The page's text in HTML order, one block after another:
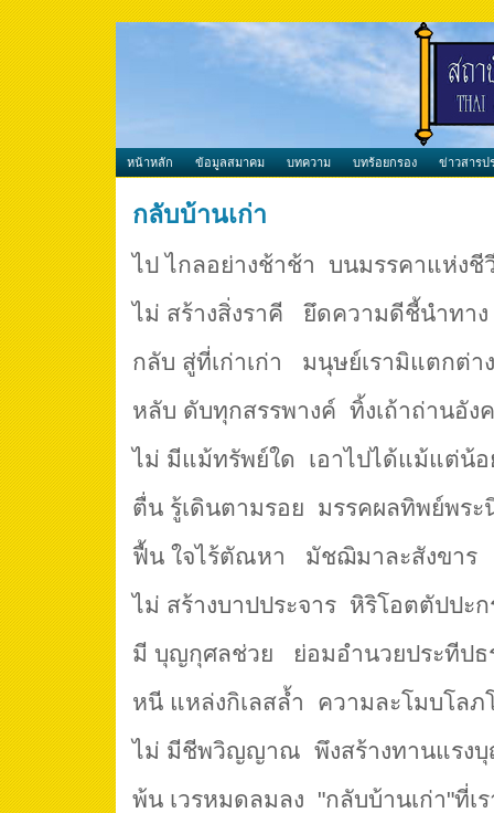
หน้าหลัก ข้อมูลสมาคม บทความ บทร้อยกรอง ข่าวสารป
กลับบ้านเก่า
ไป ไกลอย่างช้าช้า บนมรรคาแห่งชี
ไม่ สร้างสิ่งราคี ยึดความดีชี้นำทาง
กลับ สู่ที่เก่าเก่า มนุษย์เรามิแตกต่าง
หลับ ดับทุกสรรพางค์ ทิ้งเถ้าถ่านอัง
ไม่ มีแม้ทรัพย์ใด เอาไปได้แม้แต่น้อ
ตื่น รู้เดินตามรอย มรรคผลทิพย์พระ
ฟื้น ใจไร้ตัณหา มัชฌิมาละสังขาร
ไม่ สร้างบาปประจาร หิริโอตตัปปะก
มี บุญกุศลช่วย ย่อมอำนวยประทีปธ
หนี แหล่งกิเลสล้ำ ความละโมบโลภ
ไม่ มีชีพวิญญาณ พึงสร้างทานแรง
พ้น เวรหมดลมลง "กลับบ้านเก่า"ที่เ